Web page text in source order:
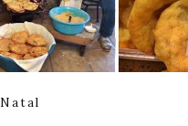
Natal